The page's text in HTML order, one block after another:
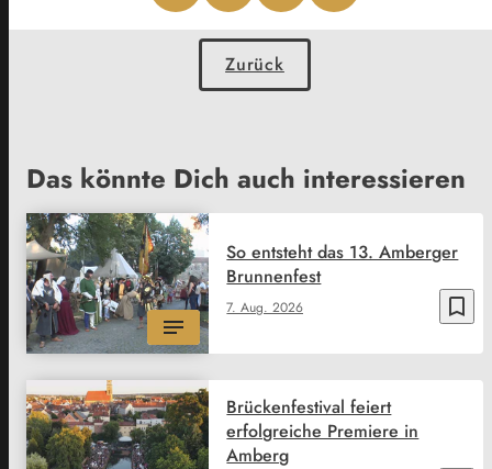
Zurück
Das könnte Dich auch interessieren
bookmark_border
7. Aug. 2026
So entsteht das 13. Amberger
Brunnenfest
Brückenfestival feiert
erfolgreiche Premiere in
Amberg